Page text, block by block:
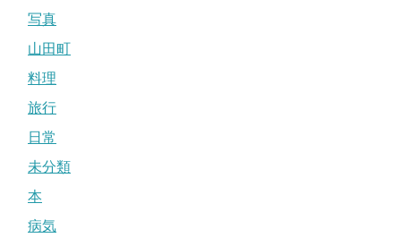
写真
山田町
料理
旅行
日常
未分類
本
病気